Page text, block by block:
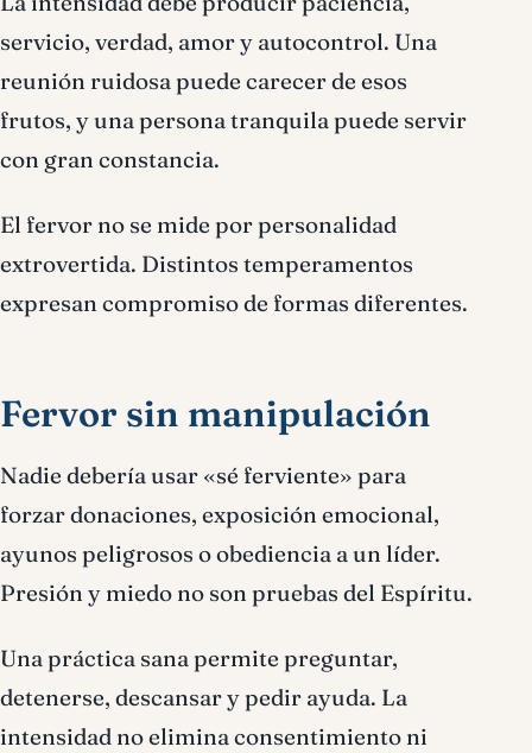
servicio, verdad, amor y autocontrol. Una
reunión ruidosa puede carecer de esos
frutos, y una persona tranquila puede servir
con gran constancia.
El fervor no se mide por personalidad
extrovertida. Distintos temperamentos
expresan compromiso de formas diferentes.
Fervor sin manipulación
Nadie debería usar «sé ferviente» para
forzar donaciones, exposición emocional,
ayunos peligrosos o obediencia a un líder.
Presión y miedo no son pruebas del Espíritu.
Una práctica sana permite preguntar,
detenerse, descansar y pedir ayuda. La
intensidad no elimina consentimiento ni